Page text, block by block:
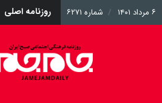
۶ مرداد ۱۴۰۱ شماره ۶۲۷۱ روزنامه اصلی